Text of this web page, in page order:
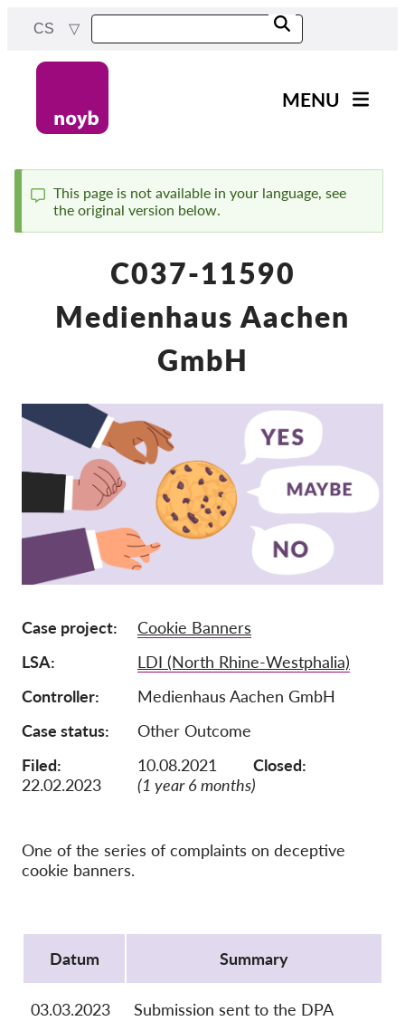
content
CS
navigation
MENU
orgánů
společnosti
Reports & Resources
Exercise your rights!
Pordporte nás!
Členství
Příspěvky
Sponzorství
Daňová uznatelnost
O nás
Tým
Výroční zprávy
Kariéra
OnionShare
Status
message
This page is not available in your language, see
the original version below.
C037-11590
Medienhaus Aachen
GmbH
Case project
Cookie Banners
LSA
LDI (North Rhine-Westphalia)
Controller
Medienhaus Aachen GmbH
Case status
Other Outcome
Filed:
10.08.2021
Closed:
22.02.2023
(1 year 6 months)
One of the series of complaints on deceptive
cookie banners.
Datum
Summary
03.03.2023 Submission sent to the DPA